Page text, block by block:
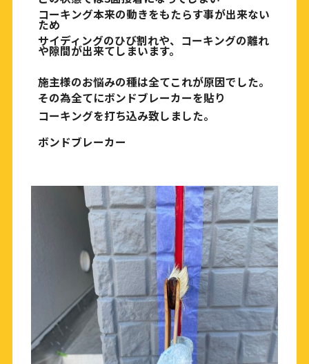
コーキング本来の動きをもたらす事が出来ない
ため
サイディングのひび割れや、コーキングの離れ
や隙間が出来てしまいます。
施主様のお悩みの種は全てこれが原因でした。
その為全てにボンドブレーカーを貼り
コーキングを打ち込み致しました。
ボンドブレーカー